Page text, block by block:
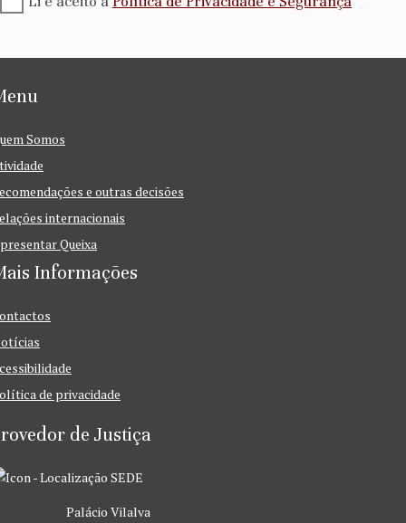
Somos
e outras decisões
internacionais
Queixa
Informações
de privacidade
de Justiça
SEDE
Palácio Vilalva